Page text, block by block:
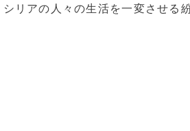
リアの人々の生活を一変させる